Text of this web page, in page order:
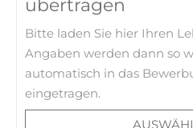
übertragen
Bitte laden Sie hier Ihren
Angaben werden dann so
automatisch in das
eingetragen.